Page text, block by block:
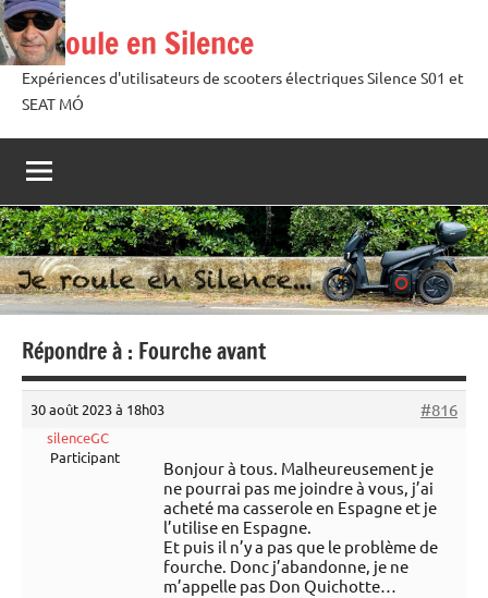
Aller
au
contenu
Je roule en Silence
Expériences d'utilisateurs de scooters électriques Silence S01 et
SEAT MÓ
Répondre à : Fourche avant
30 août 2023 à 18h03 #816
silenceGC
Participant
Bonjour à tous. Malheureusement je
ne pourrai pas me joindre à vous, j’ai
acheté ma casserole en Espagne et je
l’utilise en Espagne.
Et puis il n’y a pas que le problème de
fourche. Donc j’abandonne, je ne
m’appelle pas Don Quichotte…